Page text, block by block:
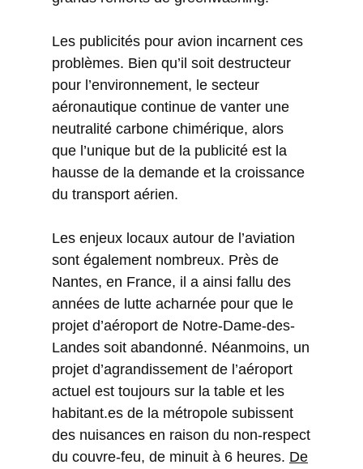
Les publicités pour avion incarnent ces
problèmes. Bien qu’il soit destructeur
pour l’environnement, le secteur
aéronautique continue de vanter une
neutralité carbone chimérique, alors
que l’unique but de la publicité est la
hausse de la demande et la croissance
du transport aérien.
Les enjeux locaux autour de l’aviation
sont également nombreux. Près de
Nantes, en France, il a ainsi fallu des
années de lutte acharnée pour que le
projet d’aéroport de Notre-Dame-des-
Landes soit abandonné. Néanmoins, un
projet d’agrandissement de l’aéroport
actuel est toujours sur la table et les
habitant.es de la métropole subissent
des nuisances en raison du non-respect
du couvre-feu, de minuit à 6 heures. De